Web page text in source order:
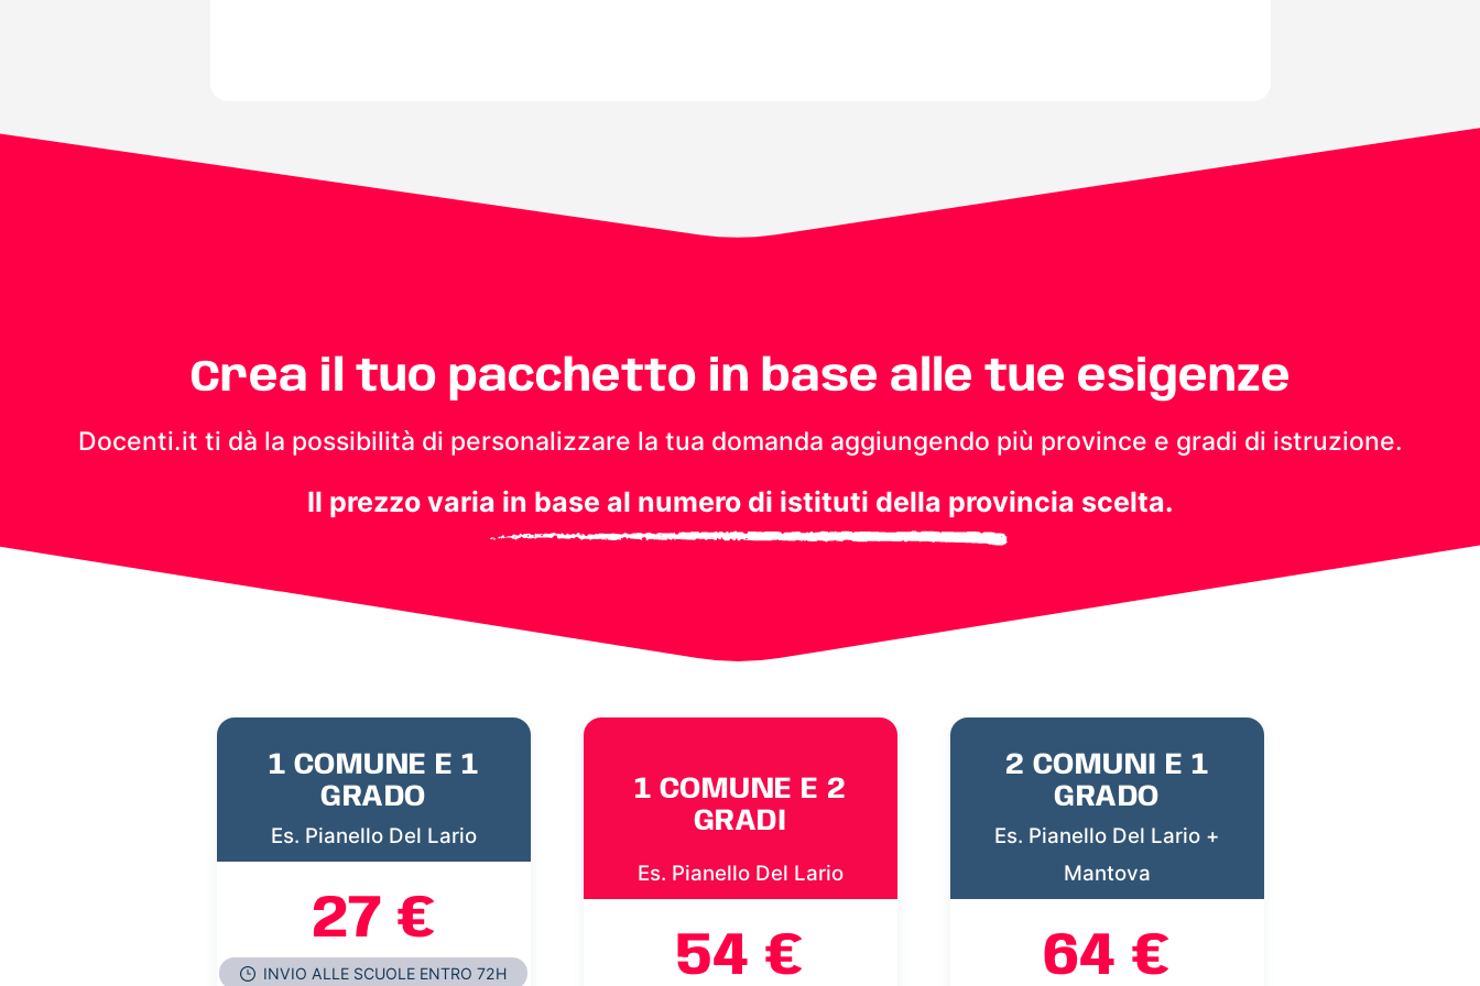
Crea il tuo pacchetto in base alle tue esigenze
Docenti.it ti dà la possibilità di personalizzare la tua domanda aggiungendo più province e gradi di istruzione.
Il prezzo varia in base al numero di istituti della provincia scelta.
1 COMUNE E 1
GRADO
Es. Pianello Del Lario
27 €
INVIO ALLE SCUOLE ENTRO 72H
1 COMUNE E 2
GRADI
Es. Pianello Del Lario
54 €
2 COMUNI E 1
GRADO
Es. Pianello Del Lario +
Mantova
64 €